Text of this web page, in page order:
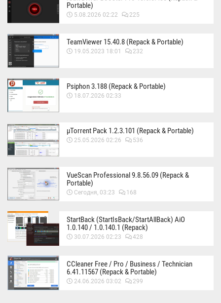
Portable)
5.08.2026 02:22 225
TeamViewer 15.40.8 (Repack & Portable)
19.05.2023 18:01 232
Psiphon 3.188 (Repack & Portable)
18.07.2026 02:33
µTorrent Pack 1.2.3.101 (Repack & Portable)
25.05.2026 02:26 536
VueScan Professional 9.8.56.09 (Repack &
Portable)
Сегодня, 03:23 168
StartBack (StartIsBack/StartAllBack) AiO
1.0.140 / 1.0.140.1 (Repack)
30.07.2026 02:23 428
CCleaner Free / Pro / Business / Technician
6.41.11567 (Repack & Portable)
24.06.2026 03:02 299